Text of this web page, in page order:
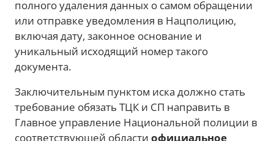
полного удаления данных о самом обращении
или отправке уведомления в Нацполицию,
включая дату, законное основание и
уникальный исходящий номер такого
документа.
Заключительным пунктом иска должно стать
требование обязать ТЦК и СП направить в
Главное управление Национальной полиции в
соответствующей области официальное